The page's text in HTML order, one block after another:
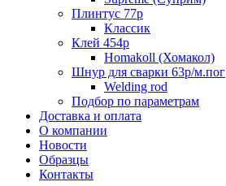
Плинтус 77р
Классик
Клей 454р
Homakoll (Хомакол)
Шнур для сварки 63р/м.пог
Welding rod
Подбор по параметрам
Доставка и оплата
О компании
Новости
Образцы
Контакты